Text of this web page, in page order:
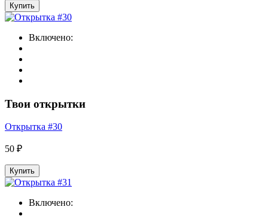
Купить
Включено:
Твои открытки
Открытка #30
50 ₽
Купить
Включено: